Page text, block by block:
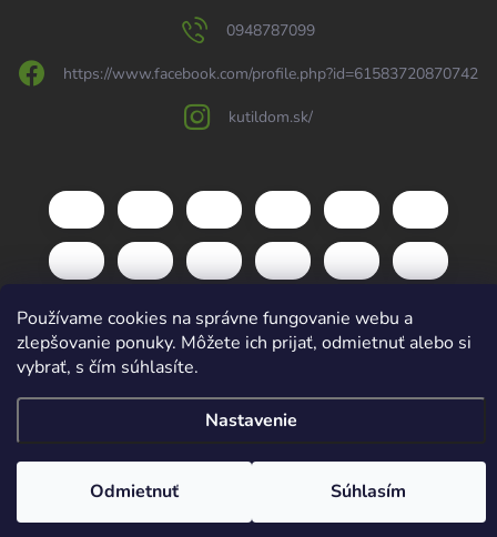
Používame cookies na správne fungovanie webu a
zlepšovanie ponuky. Môžete ich prijať, odmietnuť alebo si
vybrať, s čím súhlasíte.
Nastavenie
Odmietnuť Súhlasím
0948787099
https://www.facebook.com/profile.php?id=61583720870742
kutildom.sk/
Copyright 2026kutildom.sk. Všetky práva vyhradené.Upraviť nastavenie
cookies